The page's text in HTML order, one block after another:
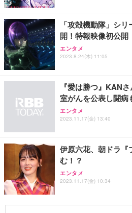
「攻殻機動隊」シ
開！特報映像初公開
エンタメ
2023.8.24(木) 11:05
『愛は勝つ』KAN
室がんを公表し闘病
エンタメ
2023.11.17(金) 13:40
伊原六花、朝ドラ『
む！？
エンタメ
2023.11.17(金) 10:34